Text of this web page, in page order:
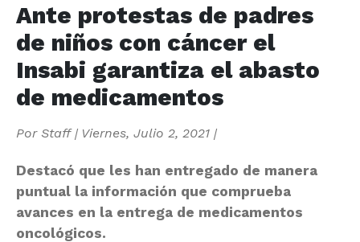
Ante protestas de padres
de niños con cáncer el
Insabi garantiza el abasto
de medicamentos
Por Staff| Viernes, Julio 2, 2021 |
Destacó que les han entregado de manera
puntual la información que comprueba
avances en la entrega de medicamentos
oncológicos.